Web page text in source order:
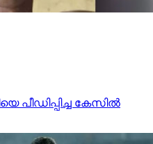
പീഡിപ്പിച്ച കേസില്‍